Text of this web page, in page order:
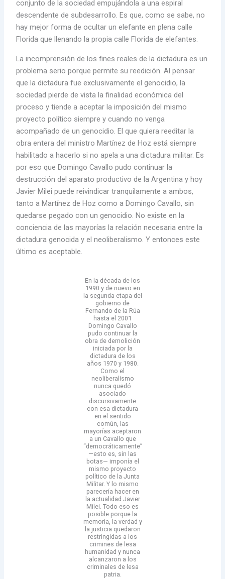
conjunto de la sociedad empujándola a una espiral
descendente de subdesarrollo. Es que, como se sabe, no
hay mejor forma de ocultar un elefante en plena calle
Florida que llenando la propia calle Florida de elefantes.
La incomprensión de los fines reales de la dictadura es un
problema serio porque permite su reedición. Al pensar
que la dictadura fue exclusivamente el genocidio, la
sociedad pierde de vista la finalidad económica del
proceso y tiende a aceptar la imposición del mismo
proyecto político siempre y cuando no venga
acompañado de un genocidio. El que quiera reeditar la
obra entera del ministro Martínez de Hoz está siempre
habilitado a hacerlo si no apela a una dictadura militar. Es
por eso que Domingo Cavallo pudo continuar la
destrucción del aparato productivo de la Argentina y hoy
Javier Milei puede reivindicar tranquilamente a ambos,
tanto a Martínez de Hoz como a Domingo Cavallo, sin
quedarse pegado con un genocidio. No existe en la
conciencia de las mayorías la relación necesaria entre la
dictadura genocida y el neoliberalismo. Y entonces este
último es aceptable.
En la década de los
1990 y de nuevo en
la segunda etapa del
gobierno de
Fernando de la Rúa
hasta el 2001
Domingo Cavallo
pudo continuar la
obra de demolición
iniciada por la
dictadura de los
años 1970 y 1980.
Como el
neoliberalismo
nunca quedó
asociado
discursivamente
con esa dictadura
en el sentido
común, las
mayorías aceptaron
a un Cavallo que
“democráticamente”
—esto es, sin las
botas— imponía el
mismo proyecto
político de la Junta
Militar. Y lo mismo
parecería hacer en
la actualidad Javier
Milei. Todo eso es
posible porque la
memoria, la verdad y
la justicia quedaron
restringidas a los
crimines de lesa
humanidad y nunca
alcanzaron a los
criminales de lesa
patria.